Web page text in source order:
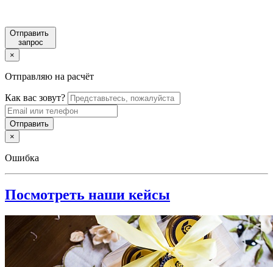
Отправить
запрос
×
Отправляю на расчёт
Как вас зовут?
×
Ошибка
Посмотреть наши кейсы